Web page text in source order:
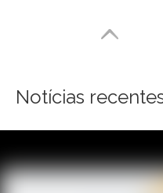
Notícias